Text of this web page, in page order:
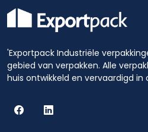
'Exportpack Industriële
gebied van verpakken. Alle
huis ontwikkeld en vervaardigd